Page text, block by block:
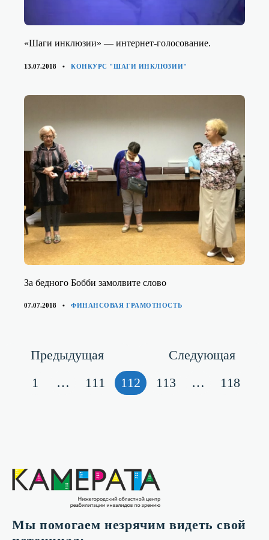
«Шаги инклюзии» — интернет-голосование.
13.07.2018 КАТЕГОРИИ
КОНКУРС "ШАГИ ИНКЛЮЗИИ"
За бедного Бобби замолвите слово
07.07.2018 КАТЕГОРИИ
ФИНАНСОВАЯ ГРАМОТНОСТЬ
Навигация
по
ПредыдущаяСтраница
Страница
1 … Страница
111 Страница
112 Страница
113 … 118
Следующая
Мы помогаем незрячим видеть свой